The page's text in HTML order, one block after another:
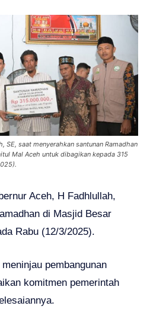
SE, saat menyerahkan santunan Ramadhan
Mal Aceh untuk dibagikan kepada 315
Aceh, H Fadhlullah,
di Masjid Besar
Rabu (12/3/2025).
pembangunan
komitmen pemerintah